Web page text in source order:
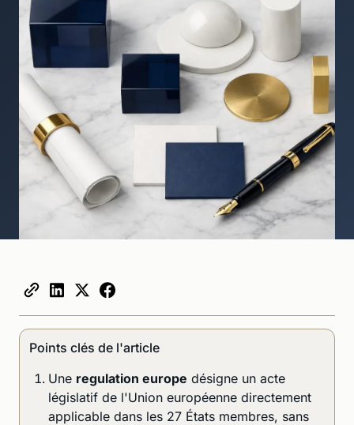
Points clés de l'article
Une regulation europe désigne un acte
législatif de l'Union européenne directement
applicable dans les 27 États membres, sans